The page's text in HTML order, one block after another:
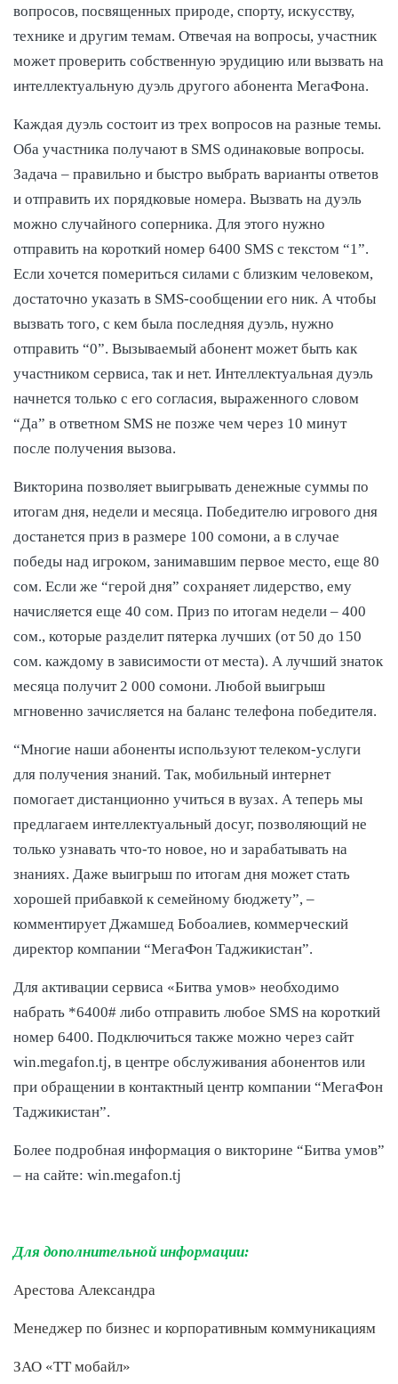
вопросов, посвященных природе, спорту, искусству,
технике и другим темам. Отвечая на вопросы, участник
может проверить собственную эрудицию или вызвать на
интеллектуальную дуэль другого абонента МегаФона.
Каждая дуэль состоит из трех вопросов на разные темы.
Оба участника получают в SMS одинаковые вопросы.
Задача – правильно и быстро выбрать варианты ответов
и отправить их порядковые номера. Вызвать на дуэль
можно случайного соперника. Для этого нужно
отправить на короткий номер 6400 SMS с текстом “1”.
Если хочется помериться силами с близким человеком,
достаточно указать в SMS-сообщении его ник. А чтобы
вызвать того, с кем была последняя дуэль, нужно
отправить “0”. Вызываемый абонент может быть как
участником сервиса, так и нет. Интеллектуальная дуэль
начнется только с его согласия, выраженного словом
“Да” в ответном SMS не позже чем через 10 минут
после получения вызова.
Викторина позволяет выигрывать денежные суммы по
итогам дня, недели и месяца. Победителю игрового дня
достанется приз в размере 100 сомони, а в случае
победы над игроком, занимавшим первое место, еще 80
сом. Если же “герой дня” сохраняет лидерство, ему
начисляется еще 40 сом. Приз по итогам недели – 400
сом., которые разделит пятерка лучших (от 50 до 150
сом. каждому в зависимости от места). А лучший знаток
месяца получит 2 000 сомони. Любой выигрыш
мгновенно зачисляется на баланс телефона победителя.
“Многие наши абоненты используют телеком-услуги
для получения знаний. Так, мобильный интернет
помогает дистанционно учиться в вузах. А теперь мы
предлагаем интеллектуальный досуг, позволяющий не
только узнавать что-то новое, но и зарабатывать на
знаниях. Даже выигрыш по итогам дня может стать
хорошей прибавкой к семейному бюджету”, –
комментирует Джамшед Бобоалиев, коммерческий
директор компании “МегаФон Таджикистан”.
Для активации сервиса «Битва умов» необходимо
набрать *6400# либо отправить любое SMS на короткий
номер 6400. Подключиться также можно через сайт
win.megafon.tj, в центре обслуживания абонентов или
при обращении в контактный центр компании “МегаФон
Таджикистан”.
Более подробная информация о викторине “Битва умов”
– на сайте: win.megafon.tj
Для дополнительной информации:
Арестова Александра
Менеджер по бизнес и корпоративным коммуникациям
ЗАО «ТТ мобайл»